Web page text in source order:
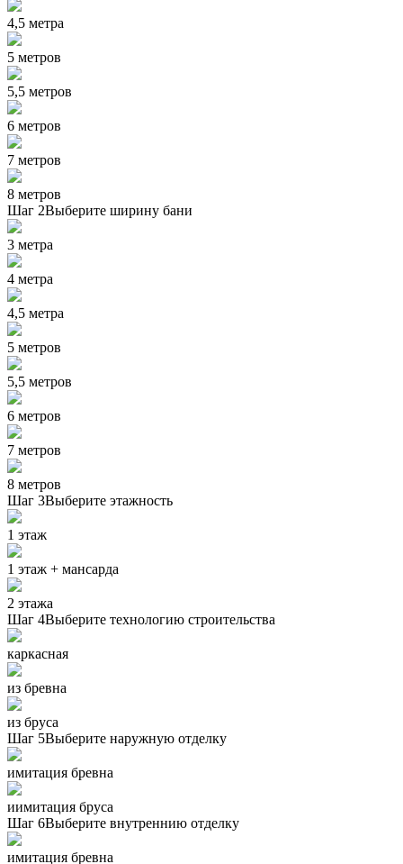
4,5 метра
5 метров
5,5 метров
6 метров
7 метров
8 метров
Шаг 2Выберите ширину бани
3 метра
4 метра
4,5 метра
5 метров
5,5 метров
6 метров
7 метров
8 метров
Шаг 3Выберите этажность
1 этаж
1 этаж + мансарда
2 этажа
Шаг 4Выберите технологию строительства
каркасная
из бревна
из бруса
Шаг 5Выберите наружную отделку
имитация бревна
иимитация бруса
Шаг 6Выберите внутреннию отделку
имитация бревна